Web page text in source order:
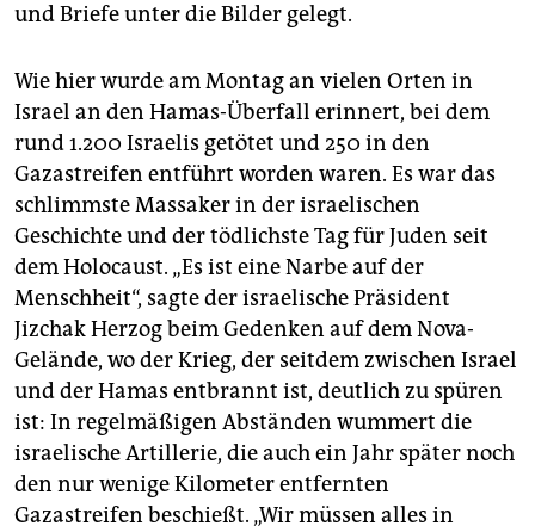
und Briefe unter die Bilder gelegt.
Wie hier wurde am Montag an vielen Orten in
Israel an den Hamas-Überfall erinnert, bei dem
rund 1.200 Israelis getötet und 250 in den
Gazastreifen entführt worden waren. Es war das
schlimmste Massaker in der israelischen
Geschichte und der tödlichste Tag für Juden seit
dem Holocaust. „Es ist eine Narbe auf der
Menschheit“, sagte der israelische Präsident
Jizchak Herzog beim Gedenken auf dem Nova-
Gelände, wo der Krieg, der seitdem zwischen Israel
und der Hamas entbrannt ist, deutlich zu spüren
ist: In regelmäßigen Abständen wummert die
israelische Artillerie, die auch ein Jahr später noch
den nur wenige Kilometer entfernten
Gazastreifen beschießt. „Wir müssen alles in